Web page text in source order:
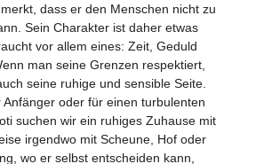
dass er den Menschen nicht zu
Sein Charakter ist daher etwas
vor allem eines: Zeit, Geduld
man seine Grenzen respektiert,
seine ruhige und sensible Seite.
Anfänger oder für einen turbulenten
suchen wir ein ruhiges Zuhause mit
irgendwo mit Scheune, Hof oder
wo er selbst entscheiden kann,